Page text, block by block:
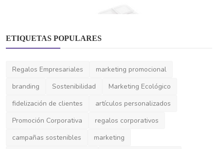
Organiza con Estilo: El Pastillero
ETIQUETAS POPULARES
Regalos Empresariales
marketing promocional
branding
Sostenibilidad
Marketing Ecológico
fidelización de clientes
artículos personalizados
Promoción Corporativa
regalos corporativos
campañas sostenibles
marketing